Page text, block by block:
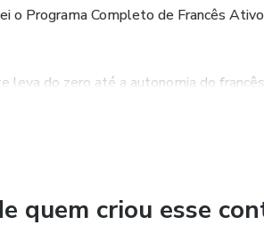
o Programa Completo de Francês
leva do zero até a autonomia do
lendo, escrevendo e entendendo
quem criou esse